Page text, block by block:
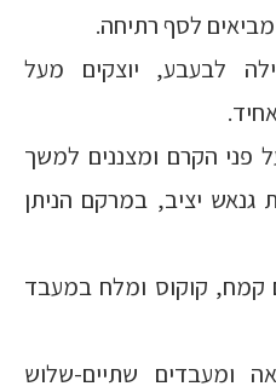
לבעבע, יוצקים מעל
פני הקרם ומצננים למשך
יציב, במרקם הניתן
קמח, קוקוס ומלח במעבד
ומעבדים שתיים-שלוש